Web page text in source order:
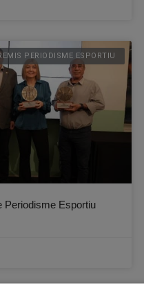
PERIODISME ESPORTIU
Periodisme Esportiu